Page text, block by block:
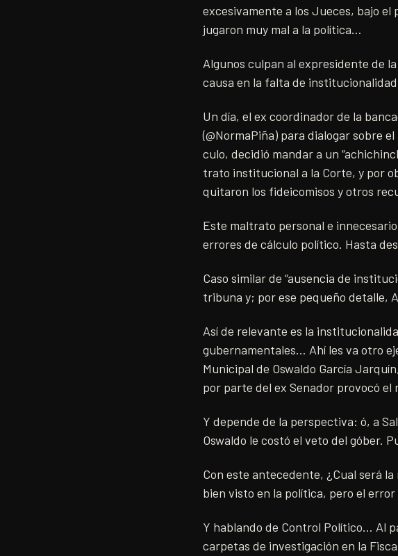
excesivamente a los Jueces, bajo
jugaron muy mal a la política…
Algunos culpan al expresidente de
causa en la falta de
Un día, el ex coordinador de la
(@NormaPiña) para dialogar sobre
culo, decidió mandar a un
trato institucional a la Corte, y por
quitaron los fideicomisos y otros
Este maltrato personal e
errores de cálculo político. Hasta
Caso similar de “ausencia de
tribuna y; por ese pequeño detalle,
Así de relevante es la
gubernamentales… Ahí les va otro
Municipal de Oswaldo García
por parte del ex Senador provocó
Y depende de la perspectiva: ó, a
Oswaldo le costó el veto del góber.
Con este antecedente, ¿Cual será
bien visto en la política, pero el
Y hablando de Control Político… Al
carpetas de investigación en la